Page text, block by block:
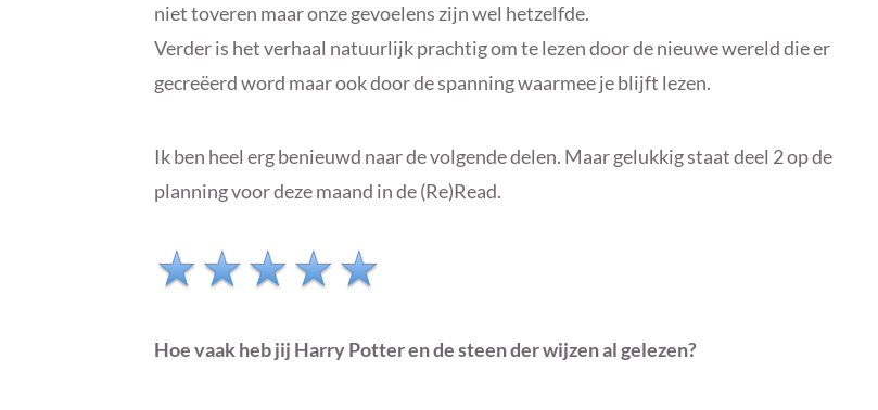
niet toveren maar onze gevoelens zijn wel hetzelfde.
Verder is het verhaal natuurlijk prachtig om te lezen door de nieuwe wereld die er
gecreëerd word maar ook door de spanning waarmee je blijft lezen.
Ik ben heel erg benieuwd naar de volgende delen. Maar gelukkig staat deel 2 op de
planning voor deze maand in de (Re)Read.
Hoe vaak heb jij Harry Potter en de steen der wijzen al gelezen?